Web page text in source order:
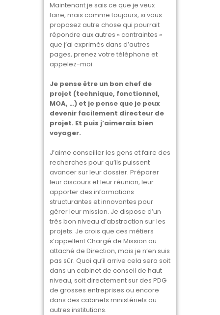
Maintenant je sais ce que je veux
faire, mais comme toujours, si vous
proposez autre chose qui pourrait
répondre aux autres « contraintes »
que j’ai exprimés dans d’autres
pages, prenez votre téléphone et
appelez-moi.
Je pense être un bon chef de
projet (technique, fonctionnel,
MOA, …) et je pense que je peux
devenir facilement directeur de
projet. Et puis j’aimerais bien
voyager.
J’aime conseiller les gens et faire des
recherches pour qu’ils puissent
avancer sur leur dossier. Préparer
leur discours et leur réunion, leur
apporter des informations
structurantes et innovantes pour
gérer leur mission. Je dispose d’un
très bon niveau d’abstraction sur les
projets. Je crois que ces métiers
s’appellent Chargé de Mission ou
attaché de Direction, mais je n’en suis
pas sûr. Quoi qu’il arrive cela sera soit
dans un cabinet de conseil de haut
niveau, soit directement sur des PDG
de grosses entreprises ou encore
dans des cabinets ministériels ou
autres institutions.